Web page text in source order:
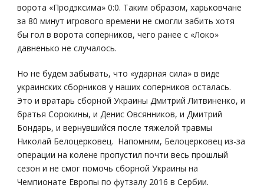
ворота «Продэксима» 0:0. Таким образом, харьковчане
за 80 минут игрового времени не смогли забить хотя
бы гол в ворота соперников, чего ранее с «Локо»
давненько не случалось.
Но не будем забывать, что «ударная сила» в виде
украинских сборников у наших соперников осталась.
Это и вратарь сборной Украины Дмитрий Литвиненко, и
братья Сорокины, и Денис Овсянников, и Дмитрий
Бондарь, и вернувшийся после тяжелой травмы
Николай Белоцерковец. Напомним, Белоцерковец из-за
операции на колене пропустил почти весь прошлый
сезон и не смог помочь сборной Украины на
Чемпионате Европы по футзалу 2016 в Сербии.